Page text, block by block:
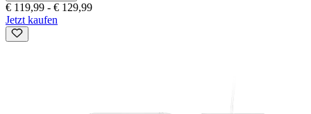
€ 119,99 - € 129,99
Jetzt kaufen